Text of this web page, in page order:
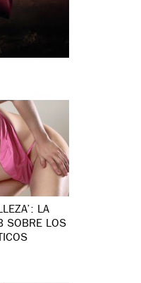
LA
SOBRE LOS